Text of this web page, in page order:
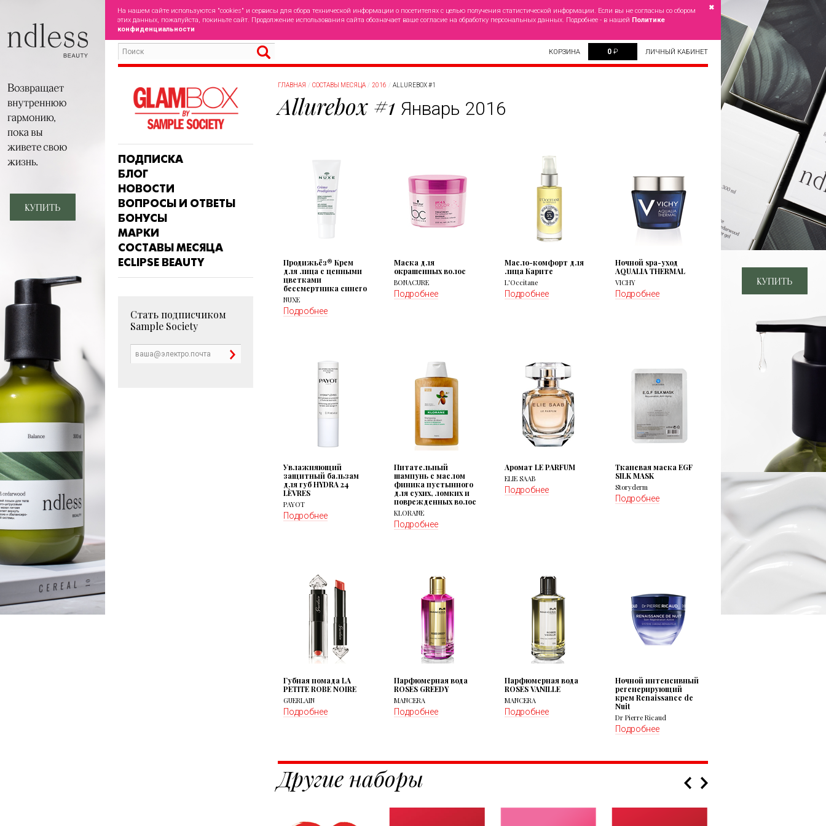
На нашем сайте используются "cookies" и сервисы для сбора технической информации о посетителях с целью получения статистической информации. Если вы не согласны со сбором
этих данных, пожалуйста, покиньте сайт. Продолжение использования сайта обозначает ваше согласие на обработку персональных данных. Подробнее - в нашей Политике
конфиденциальности
✖
КОРЗИНА 0 ₽ ЛИЧНЫЙ КАБИНЕТ
ПОДПИСКА
БЛОГ
НОВОСТИ
ВОПРОСЫ И ОТВЕТЫ
БОНУСЫ
МАРКИ
СОСТАВЫ МЕСЯЦА
ECLIPSE BEAUTY
Стать подписчиком
Sample Society
ГЛАВНАЯ СОСТАВЫ МЕСЯЦА 2016 ALLUREBOX #1
Allurebox #1 Январь 2016
Продижьёз® Крем
для лица с ценными
цветками
бессмертника синего
NUXE
Подробнее
Маска для
окрашенных волос
BONACURE
Подробнее
Масло-комфорт для
лица Карите
L'Occitane
Подробнее
Ночной spa-уход
AQUALIA THERMAL
VICHY
Подробнее
Увлажняющий
защитный бальзам
для губ HYDRA 24
LÈVRES
PAYOT
Подробнее
Питательный
шампунь с маслом
финика пустынного
для сухих, ломких и
поврежденных волос
KLORANE
Подробнее
Аромат LE PARFUM
ELIE SAAB
Подробнее
Тканевая маска EGF
SILK MASK
Storyderm
Подробнее
Губная помада LA
PETITE ROBE NOIRE
GUERLAIN
Подробнее
Парфюмерная вода
ROSES GREEDY
MANCERA
Подробнее
Парфюмерная вода
ROSES VANILLE
MANCERA
Подробнее
Ночной интенсивный
регенерирующий
крем Renaissance de
Nuit
Dr Pierre Ricaud
Подробнее
Другие наборы